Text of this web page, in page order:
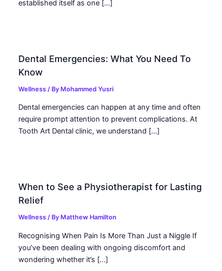
established itself as one […]
Dental Emergencies: What You Need To
Know
Wellness / By Mohammed Yusri
Dental emergencies can happen at any time and often
require prompt attention to prevent complications. At
Tooth Art Dental clinic, we understand […]
When to See a Physiotherapist for Lasting
Relief
Wellness / By Matthew Hamilton
Recognising When Pain Is More Than Just a Niggle If
you’ve been dealing with ongoing discomfort and
wondering whether it’s […]